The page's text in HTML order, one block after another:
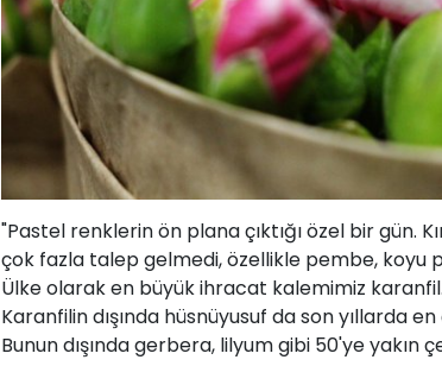
"Pastel renklerin ön plana çıktığı özel bir gün.
çok fazla talep gelmedi, özellikle pembe, koyu
Ülke olarak en büyük ihracat kalemimiz
Karanfilin dışında hüsnüyusuf da son yıllarda
Bunun dışında gerbera, lilyum gibi 50'ye yakın